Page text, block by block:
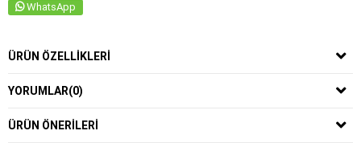
WhatsApp
ÜRÜN ÖZELLIKLERI
YORUMLAR(0)
ÜRÜN ÖNERILERI